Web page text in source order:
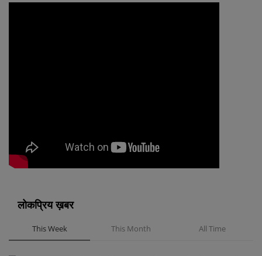
लोकप्रिय ख़बर
This Week This Month All Time